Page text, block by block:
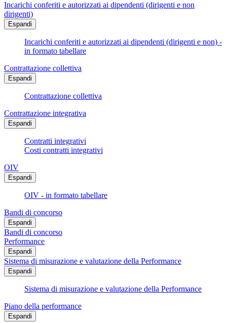
Incarichi conferiti e autorizzati ai dipendenti (dirigenti e non
dirigenti)
Espandi
Incarichi conferiti e autorizzati ai dipendenti (dirigenti e non) -
in formato tabellare
Contrattazione collettiva
Espandi
Contrattazione collettiva
Contrattazione integrativa
Espandi
Contratti integrativi
Costi contratti integrativi
OIV
Espandi
OIV - in formato tabellare
Bandi di concorso
Espandi
Bandi di concorso
Performance
Espandi
Sistema di misurazione e valutazione della Performance
Espandi
Sistema di misurazione e valutazione della Performance
Piano della performance
Espandi